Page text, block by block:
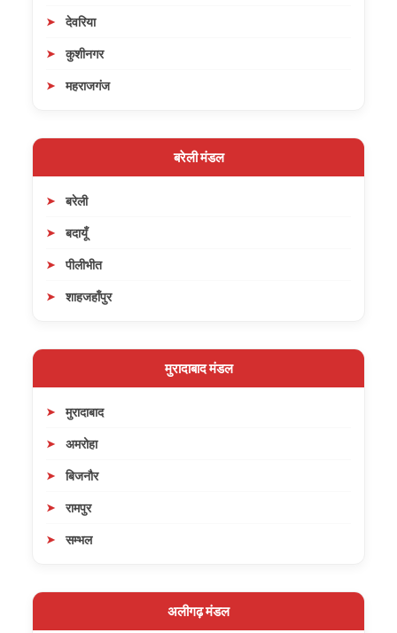
देवरिया
कुशीनगर
महराजगंज
बरेली मंडल
बरेली
बदायूँ
पीलीभीत
शाहजहाँपुर
मुरादाबाद मंडल
मुरादाबाद
अमरोहा
बिजनौर
रामपुर
सम्भल
अलीगढ़ मंडल